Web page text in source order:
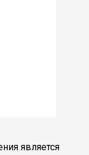
является